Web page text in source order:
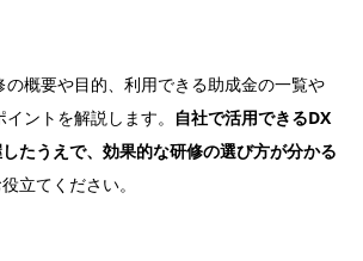
の概要や目的、利用できる助成金の一覧や
ントを解説します。 自社で活用できるDX
たうえで、効果的な研修の選び方が分かる
立てください。